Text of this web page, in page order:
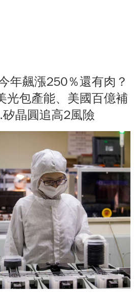
年飆漲250％還有肉？
光包產能、美國百億補
晶圓追高2風險